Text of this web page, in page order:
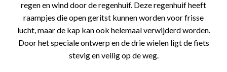
regen en wind door de regenhuif. Deze regenhuif heeft
raampjes die open geritst kunnen worden voor frisse
lucht, maar de kap kan ook helemaal verwijderd worden.
Door het speciale ontwerp en de drie wielen ligt de fiets
stevig en veilig op de weg.